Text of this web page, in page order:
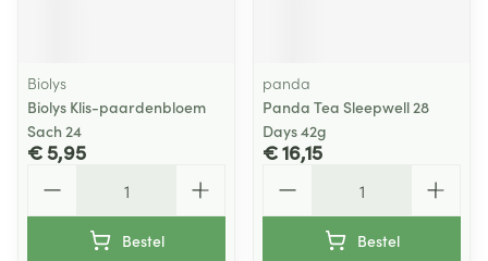
Biolys
Biolys Klis-paardenbloem
Sach 24
€ 5,95
Bestel
panda
Panda Tea Sleepwell 28
Days 42g
€ 16,15
Bestel